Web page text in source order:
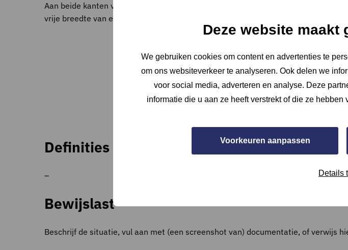
Deze website maakt
We gebruiken cookies om content en advertenties te
om ons websiteverkeer te analyseren. Ook delen we
voor social media, adverteren en analyse. Deze
informatie die u aan ze heeft verstrekt of die ze
Voorkeuren aanpassen
Details
Aan beide kanten van de deur moet het gebruikersoppervlak gemeten worden
vrije breedte van een doorgang vereist.
Definities
–
Bewijslast
Beschrijf de situatie, vul aan met (een screenshot van) documentatie, of verwijs